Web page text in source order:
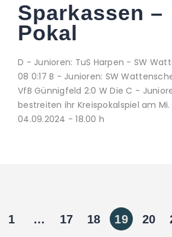
Sparkassen –
Pokal
D - Junioren: TuS Harpen - SW
08 0:17 B - Junioren: SW
VfB Günnigfeld 2:0 W Die C -
bestreiten ihr Kreispokalspiel am Mi.
04.09.2024 - 18.00 h
1 … 17 18 19 20